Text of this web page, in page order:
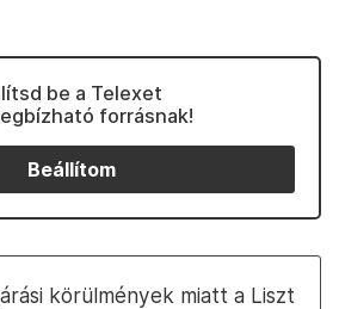
be a Telexet
forrásnak!
Beállítom
körülmények miatt a Liszt